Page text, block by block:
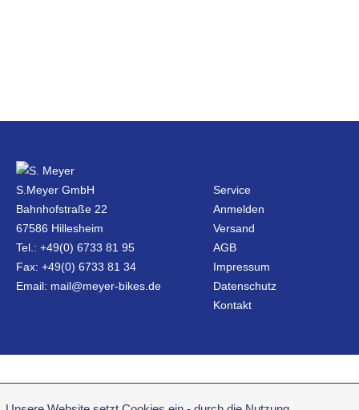
S.Meyer GmbH
Bahnhofstraße 22
67586 Hillesheim
Tel.: +49(0) 6733 81 95
Fax: +49(0) 6733 81 34
Email: mail@meyer-bikes.de
Service
Anmelden
Versand
AGB
Impressum
Datenschutz
Kontakt